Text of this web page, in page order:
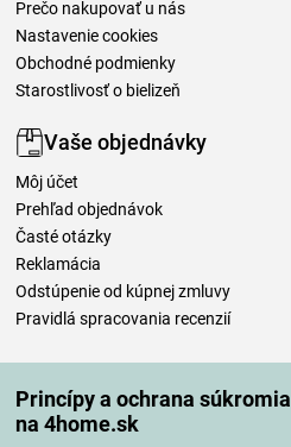
Princípy a ochrana súkromia
na 4home.sk
Prečo nakupovať u nás
Nastavenie cookies
Obchodné podmienky
Starostlivosť o bielizeň
Vaše objednávky
Môj účet
Prehľad objednávok
Časté otázky
Reklamácia
Odstúpenie od kúpnej zmluvy
Pravidlá spracovania recenzií